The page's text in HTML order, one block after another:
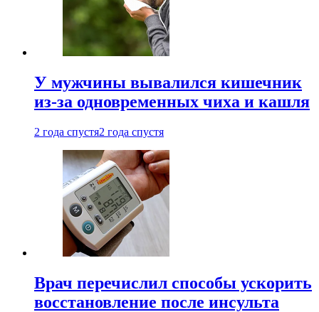
У мужчины вывалился кишечник
из-за одновременных чиха и кашля
2 года спустя2 года спустя
Врач перечислил способы ускорить
восстановление после инсульта